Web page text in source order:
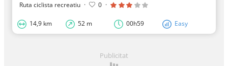
Ruta ciclista recreatiu · 0 ·
14,9 km 52 m 00h59 Easy
Publicitat